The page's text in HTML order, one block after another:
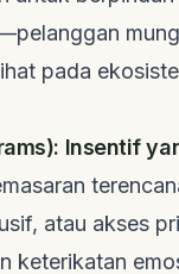
pada
Insentif
atau akses
keterikatan